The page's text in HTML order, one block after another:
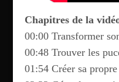
Chapitres de la
00:00 Transformer
00:48 Trouver les
01:54 Créer sa